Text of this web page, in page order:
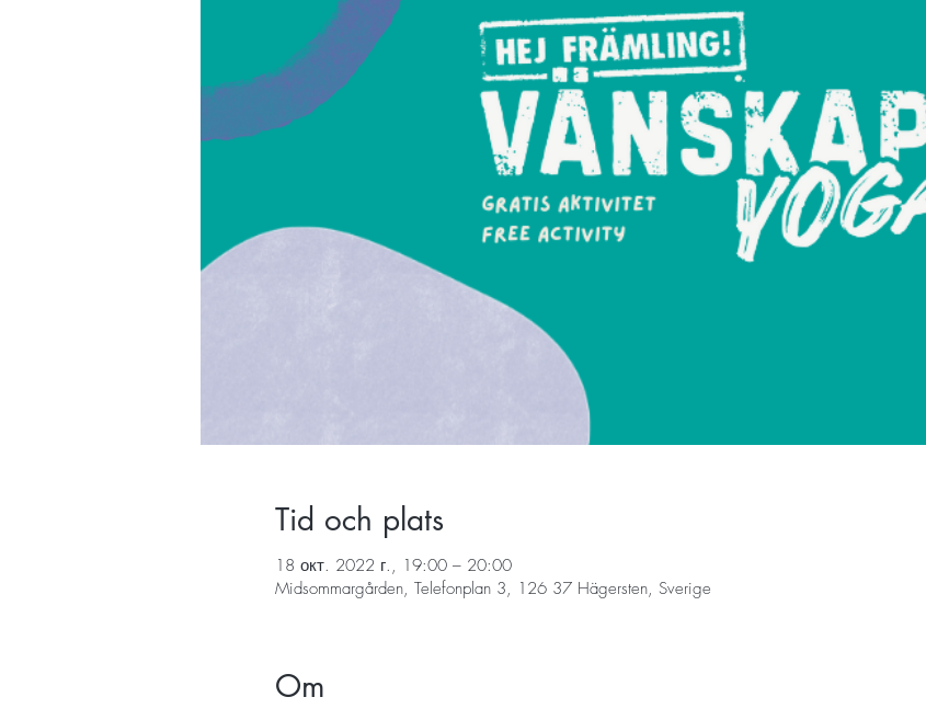
Tid och plats
18 окт. 2022 г., 19:00 – 20:00
Midsommargården, Telefonplan 3, 126 37 Hägersten, Sverige
Om